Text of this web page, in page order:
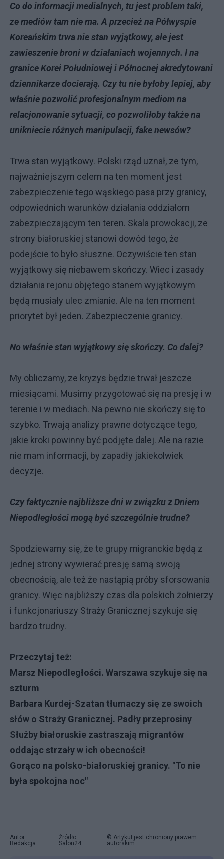
Co do informacji medialnych, tu jest problem taki,
ze mediów tam nie ma. A przecież na Półwyspie
Koreańskim trwa nie stan wyjątkowy, ale jest
zawieszenie broni w działaniach wojennych. I na
granice Korei Południowej i Północnej akredytowani
dziennikarze docierają. Czy tu nie byłoby lepiej, aby
właśnie pozwolić profesjonalnym mediom na
relacjonowanie sytuacji, co pozwoliłoby także na
unikniecie różnych manipulacji, fake newsów?
Trwa stan wyjątkowy. Polski rząd uznał, ze tym,
najważniejszym celem na ten moment jest
zabezpieczenie tego wąskiego pasa przy granicy,
odpowiednich warunków działania oddziałom
zabezpieczającym ten teren. Skala prowokacji, ze
strony białoruskiej stanowi dowód tego, że
podejście to było słuszne. Oczywiście ten stan
wyjątkowy się niebawem skończy. Wiec i zasady
działania rejonu objętego stanem wyjątkowym
będą musiały ulec zmianie. Ale na ten moment
priorytet był jeden. Zabezpieczenie granicy.
No właśnie stan wyjątkowy się skończy. Co dalej?
My obliczamy, ze kryzys będzie trwał jeszcze
miesiącami. Musimy przygotować się na presję i w
terenie i w mediach. Na pewno nie skończy się to
szybko. Trwają analizy prawne dotyczące tego,
jakie kroki powinny być podjęte dalej. Ale na razie
nie mam informacji, by zapadły jakiekolwiek
decyzje.
Czy faktycznie najbliższe dni w związku z Dniem
Niepodległości mogą być szczególnie trudne?
Spodziewamy się, że te grupy migranckie będą z
jednej strony wywierać presję samą swoją
obecnością, ale też że nastąpią próby sforsowania
granicy. Więc najbliższy czas dla polskich żołnierzy
i funkcjonariuszy Straży Granicznej szykuje się
bardzo trudny.
Przeczytaj też:
Marsz Niepodległości. Warszawa szykuje się na
szturm
Barbara Kurdej-Szatan tłumaczy się ze swoich
słów o Straży Granicznej. Padły przeprosiny
Służby białoruskie zastraszają migrantów
oddając strzały w ich obecności!
Gorąco na polsko-białoruskiej granicy. "To nie
była spokojna noc"
Autor:
Redakcja
Źródło:
Salon24
© Artykuł jest chroniony prawem
autorskim.